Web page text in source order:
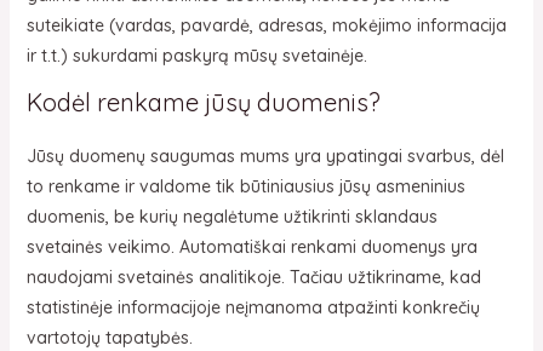
suteikiate (vardas, pavardė, adresas, mokėjimo informacija
ir t.t.) sukurdami paskyrą mūsų svetainėje.
Kodėl renkame jūsų duomenis?
Jūsų duomenų saugumas mums yra ypatingai svarbus, dėl
to renkame ir valdome tik būtiniausius jūsų asmeninius
duomenis, be kurių negalėtume užtikrinti sklandaus
svetainės veikimo. Automatiškai renkami duomenys yra
naudojami svetainės analitikoje. Tačiau užtikriname, kad
statistinėje informacijoje neįmanoma atpažinti konkrečių
vartotojų tapatybės.